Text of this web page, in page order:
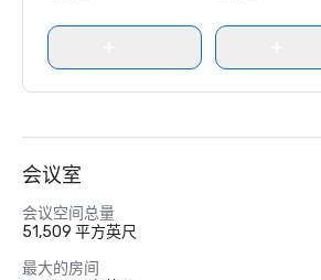
会议室
会议空间总量
51,509 平方英尺
最大的房间